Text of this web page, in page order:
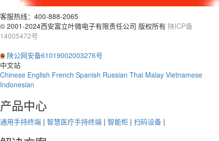
客服热线： 400-888-2065
© 2001-2024西安富立叶微电子有限责任公司 版权所有 陕ICP备
14005472号
陕公网安备61019002003276号
中文站
Chinese English French Spanish Russian Thai Malay Vietnamese
Indonesian
产品中心
通用手持终端 | 智慧医疗手持终端 | 智能柜 | 扫码设备 |